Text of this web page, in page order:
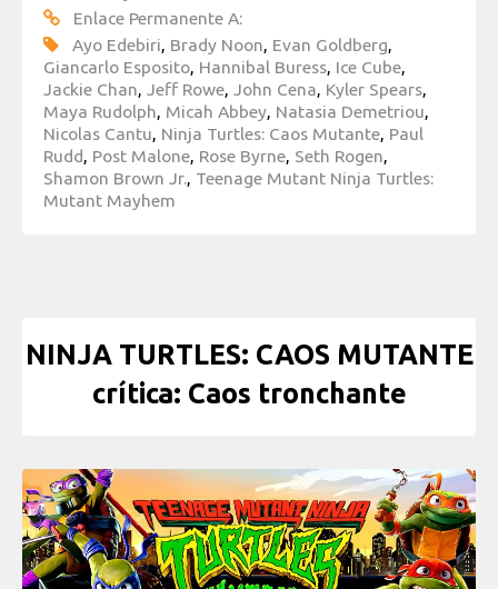
Enlace Permanente A:
Ayo Edebiri Brady Noon Evan Goldberg
Giancarlo Esposito Hannibal Buress Ice Cube
Jackie Chan
Jeff Rowe John Cena Kyler Spears
Maya Rudolph Micah Abbey Natasia Demetriou
Nicolas Cantu Ninja Turtles: Caos Mutante Paul
Rudd Post Malone Rose Byrne Seth Rogen
Shamon Brown Jr.
Teenage Mutant Ninja Turtles:
Mutant Mayhem
NINJA TURTLES: CAOS MUTANTE
crítica: Caos tronchante